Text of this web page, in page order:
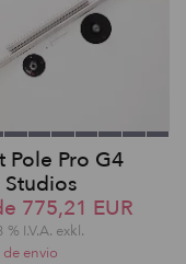
Pole Pro G4
Studios
775,21 EUR
% I.V.A. exkl.
envio